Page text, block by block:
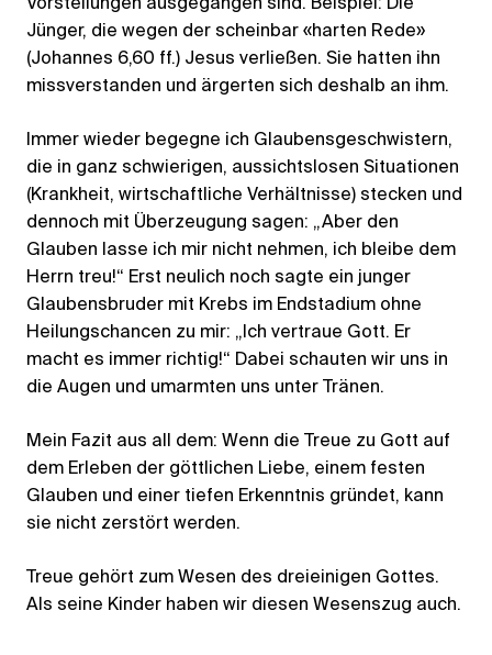
Vorstellungen ausgegangen sind. Beispiel: Die
Jünger, die wegen der scheinbar «harten Rede»
(Johannes 6,60 ff.) Jesus verließen. Sie hatten ihn
missverstanden und ärgerten sich deshalb an ihm.
Immer wieder begegne ich Glaubensgeschwistern,
die in ganz schwierigen, aussichtslosen Situationen
(Krankheit, wirtschaftliche Verhältnisse) stecken und
dennoch mit Überzeugung sagen: „Aber den
Glauben lasse ich mir nicht nehmen, ich bleibe dem
Herrn treu!“ Erst neulich noch sagte ein junger
Glaubensbruder mit Krebs im Endstadium ohne
Heilungschancen zu mir: „Ich vertraue Gott. Er
macht es immer richtig!“ Dabei schauten wir uns in
die Augen und umarmten uns unter Tränen.
Mein Fazit aus all dem: Wenn die Treue zu Gott auf
dem Erleben der göttlichen Liebe, einem festen
Glauben und einer tiefen Erkenntnis gründet, kann
sie nicht zerstört werden.
Treue gehört zum Wesen des dreieinigen Gottes.
Als seine Kinder haben wir diesen Wesenszug auch.